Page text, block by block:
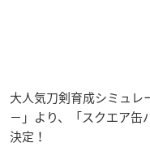
大人気刀剣育成シミュレ
−」より、「スクエア缶
決定！